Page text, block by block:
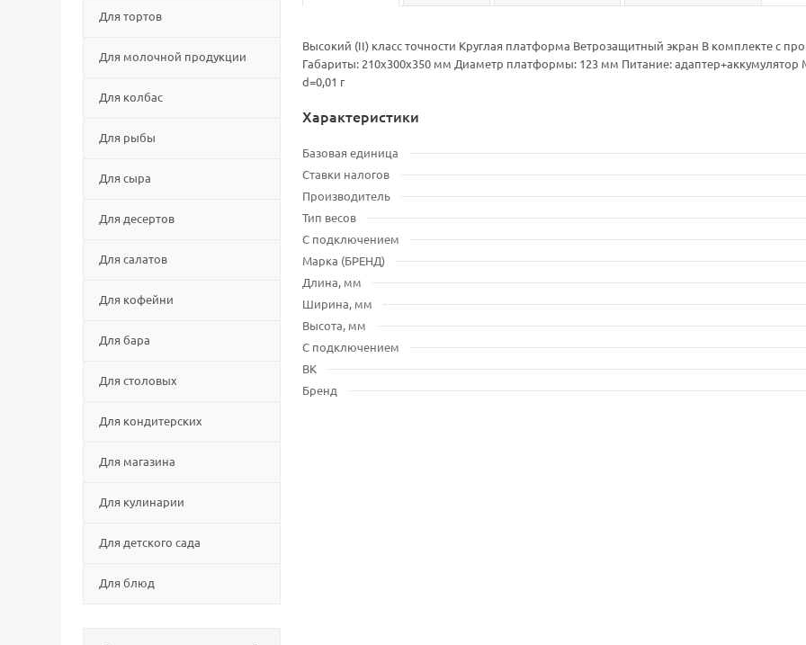
Для тортов
Для молочной продукции
Для колбас
Для рыбы
Для сыра
Для десертов
Для салатов
Для кофейни
Для бара
Для столовых
Для кондитерских
Для магазина
Для кулинарии
Для детского сада
Для блюд
Высокий (II) класс точности Круглая платформа Ветрозащитный экран В комплекте с
Габариты: 210х300х350 мм Диаметр платформы: 123 мм Питание: адаптер+аккумулятор
d=0,01 г
Характеристики
Базовая единица
Ставки налогов
Производитель
Тип весов
С подключением
Марка (БРЕНД)
Длина, мм
Ширина, мм
Высота, мм
С подключением
ВК
Бренд